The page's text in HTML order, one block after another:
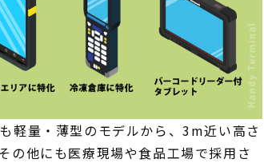
軽量・薄型のモデルから、3m近い高さ
の他にも医療現場や食品工場で採用さ